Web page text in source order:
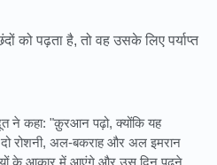
को पढ़ता है, तो वह उसके लिए पर्याप्त
ने कहा: "क़ुरआन पढ़ो, क्योंकि यह
रोशनी, अल-बकराह और अल इमरान